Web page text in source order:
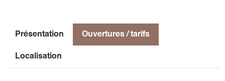
Présentation Ouvertures / tarifs
Localisation